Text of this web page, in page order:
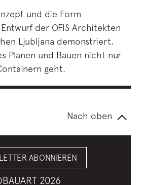
und die Form
der OFIS Architekten
Ljubljana demonstriert,
Planen und Bauen nicht nur
geht.
Nach oben
ABONNIEREN
2026